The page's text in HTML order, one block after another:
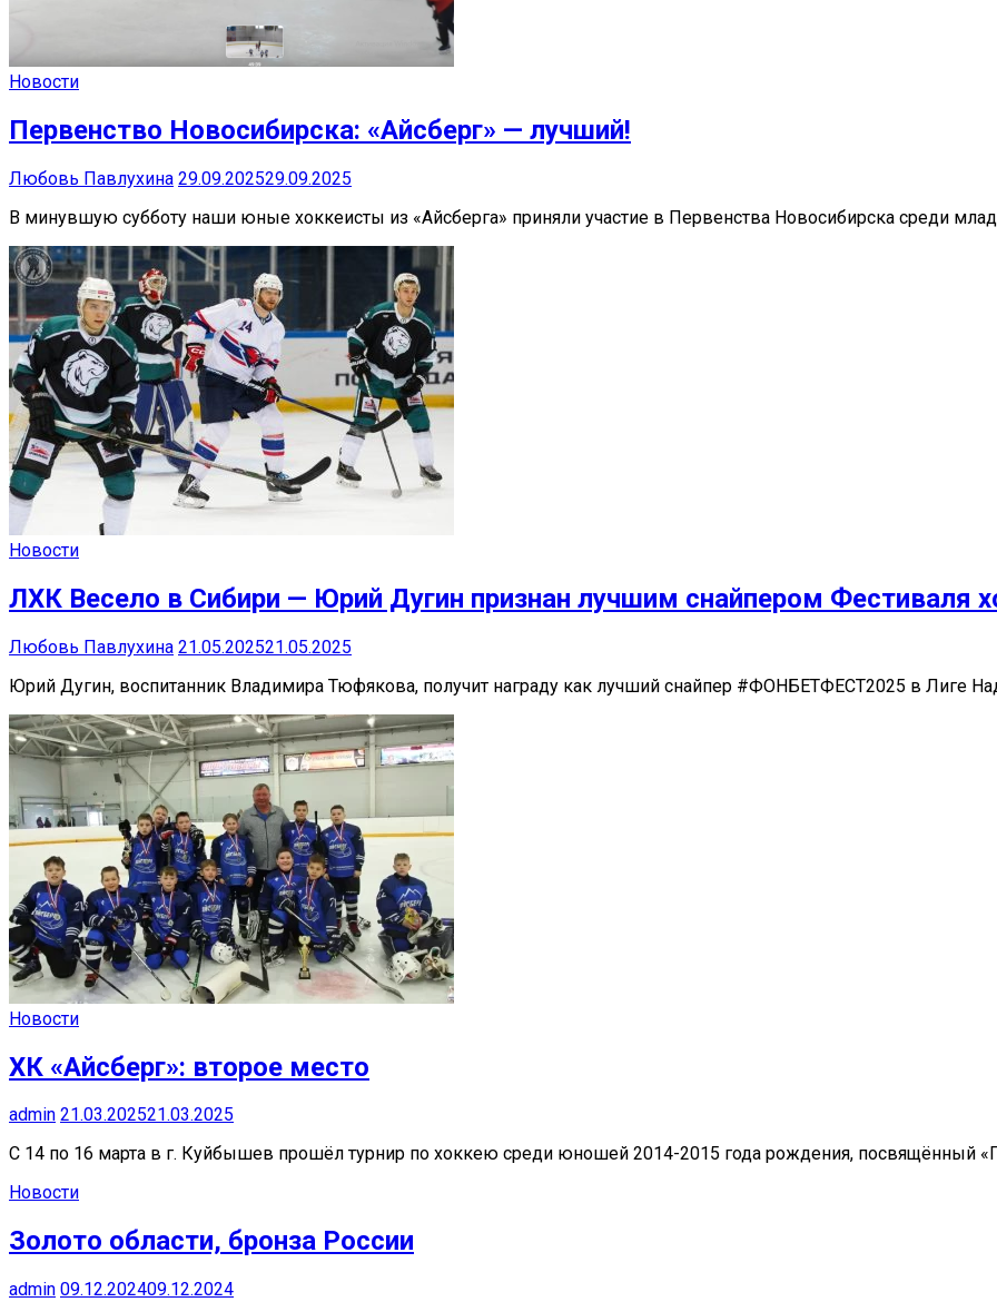
Новости
Первенство Новосибирска: «Айсберг» — лучший!
Любовь Павлухина 29.09.202529.09.2025
В минувшую субботу наши юные хоккеисты из «Айсберга» приняли участие в Первенства Новосибирска среди
Новости
ЛХК Весело в Сибири — Юрий Дугин признан лучшим снайпером Фестиваля
Любовь Павлухина 21.05.202521.05.2025
Юрий Дугин, воспитанник Владимира Тюфякова, получит награду как лучший снайпер #ФОНБЕТФЕСТ2025 в Лиге
Новости
ХК «Айсберг»: второе место
admin 21.03.202521.03.2025
С 14 по 16 марта в г. Куйбышев прошёл турнир по хоккею среди юношей 2014-2015 года рождения, посвящённый
Новости
Золото области, бронза России
admin 09.12.202409.12.2024